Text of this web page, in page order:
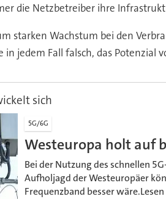
die Netzbetreiber ihre
starken Wachstum bei den
jedem Fall falsch, das
sich
5G/6G
Westeuropa holt auf
Bei der Nutzung des schnellen
Aufholjagd der Westeuropäer
Frequenzband besser wäre.Lesen